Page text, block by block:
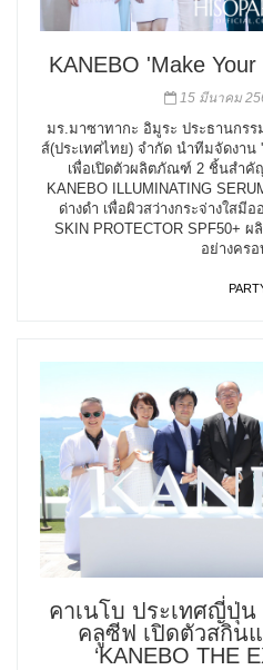
KANEBO 'Make
15 มีนาคม
มร.มาซาทากะ อิมูระ ประธานกร
ส์(ประเทศไทย) จำกัด นำทีมจัดงาน
เพื่อเปิดตัวผลิตภัณฑ์ 2 ชิ้นสำคั
KANEBO ILLUMINATING
ด่างดำ เพื่อผิวสว่างกระจ่างใสมีอ
SKIN PROTECTOR SPF50+
อย่างคร
คาเนโบ ประเทศญี่ปุ่
คลูซีฟ เปิดตัวสกิน
‘KANEBO THE